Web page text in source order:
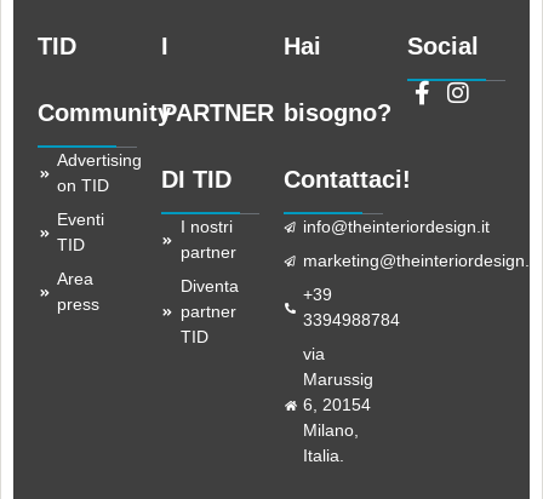
TID
Community
Advertising
on TID
Eventi
TID
Area
press
I
PARTNER
DI TID
I nostri
partner
Diventa
partner
TID
Hai
bisogno?
Contattaci!
info@theinteriordesign.it
marketing@theinteriordesign.it
+39
3394988784
via
Marussig
6, 20154
Milano,
Italia.
Social